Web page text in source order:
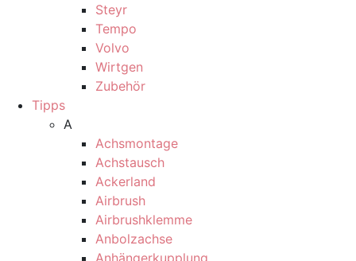
Steyr
Tempo
Volvo
Wirtgen
Zubehör
Tipps
A
Achsmontage
Achstausch
Ackerland
Airbrush
Airbrushklemme
Anbolzachse
Anhängerkupplung